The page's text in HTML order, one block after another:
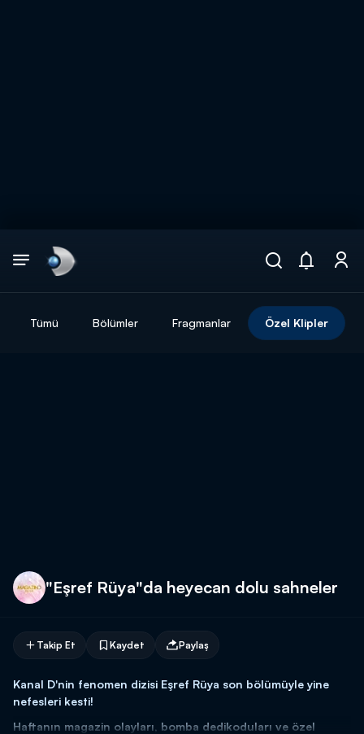
Tümü Bölümler Fragmanlar Özel Klipler
"Eşref Rüya"da heyecan dolu sahneler
Takip Et Kaydet Paylaş
Kanal D'nin fenomen dizisi Eşref Rüya son bölümüyle yine
nefesleri kesti!
Haftanın magazin olayları, bomba dedikoduları ve özel